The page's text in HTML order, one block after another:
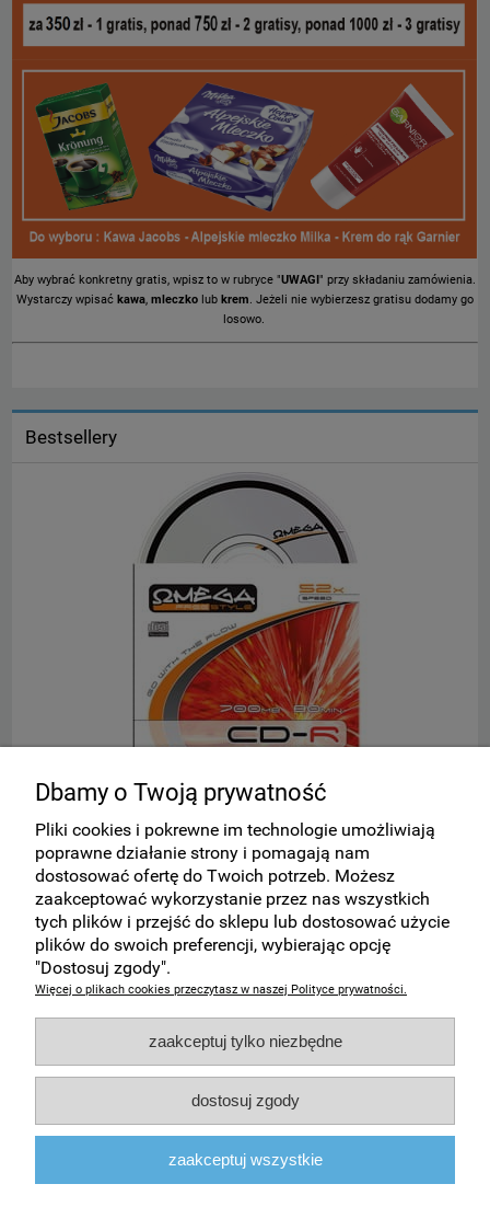
Aby wybrać konkretny gratis, wpisz to w rubryce "UWAGI " przy składaniu zamówienia.
Wystarczy wpisać kawa, mleczko lub krem. Jeżeli nie wybierzesz gratisu dodamy go
losowo.
Bestsellery
(!) Płyta CD-R w kopercie OMEGA
1,88 zł
do koszyka
Pomoc
Informacje
Dbamy o Twoją prywatność
Pliki cookies i pokrewne im technologie umożliwiają
poprawne działanie strony i pomagają nam
dostosować ofertę do Twoich potrzeb. Możesz
zaakceptować wykorzystanie przez nas wszystkich
tych plików i przejść do sklepu lub dostosować użycie
plików do swoich preferencji, wybierając opcję
"Dostosuj zgody".
Więcej o plikach cookies przeczytasz w naszej Polityce prywatności.
zaakceptuj tylko niezbędne
dostosuj zgody
zaakceptuj wszystkie